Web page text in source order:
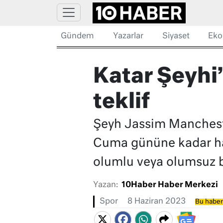
Gündem Yazarlar Siyaset
Katar
teklif
Şeyh Jassim
Cuma gününe kadar
olumlu veya olumsuz
Yazan: 10Haber Haber Merkezi
Spor 8 Haziran 2023 Bu